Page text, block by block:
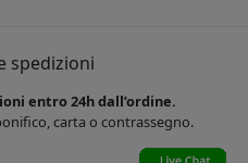
spedizioni
entro 24h dall’ordine.
carta o contrassegno.